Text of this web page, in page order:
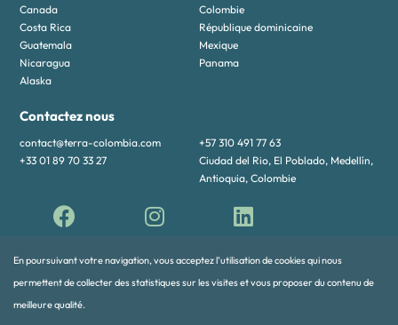
En poursuivant votre navigation, vous acceptez l’utilisation de cookies qui nous
permettent de collecter des statistiques sur les visites et vous proposer du contenu de
meilleure qualité.
Canada
Colombie
Costa Rica
République dominicaine
Guatemala
Mexique
Nicaragua
Panama
Alaska
Contactez nous
contact@terra-colombia.com
+57 310 491 77 63
+33 01 89 70 33 27
Ciudad del Rio, El Poblado, Medellín,
Antioquia, Colombie